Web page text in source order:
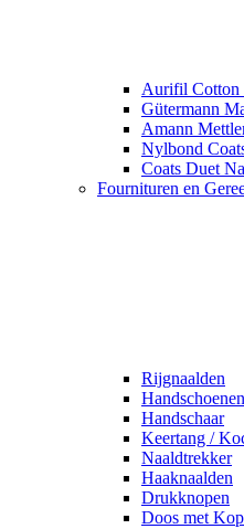
Aurifil
Gütermann
Amann
Nylbond
Coats Duet
Fournituren en
Rijgnaalden
Handschaar
Keertang /
Naaldtrekker
Haaknaalden
Drukknopen
Doos met